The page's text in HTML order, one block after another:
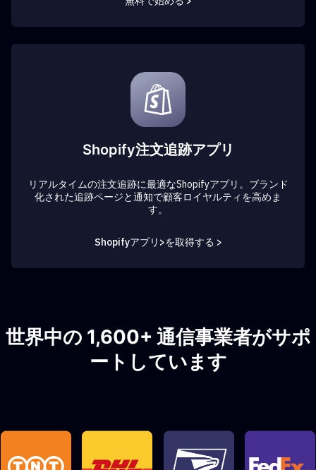
Shopify注文追跡アプリ
リアルタイムの注文追跡に最適なShopifyアプリ。ブランド
化された追跡ページと通知で顧客ロイヤルティを高めま
す。
Shopifyアプリ>を取得する >
世界中の 1,600+ 通信事業者がサポ
ートしています